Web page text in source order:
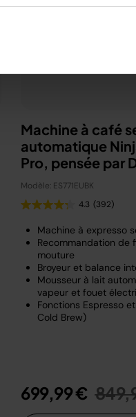
Machine à café
automatique
Pro, pensée par
Beckham
Modèle: ES771EUBK
4.3 (392)
Machine à expresso
Recommandation de
mouture
Broyeur et balance
Mousseur à lait
vapeur et fouet
Fonctions Espresso
Cold Brew)
699,99 € Prix